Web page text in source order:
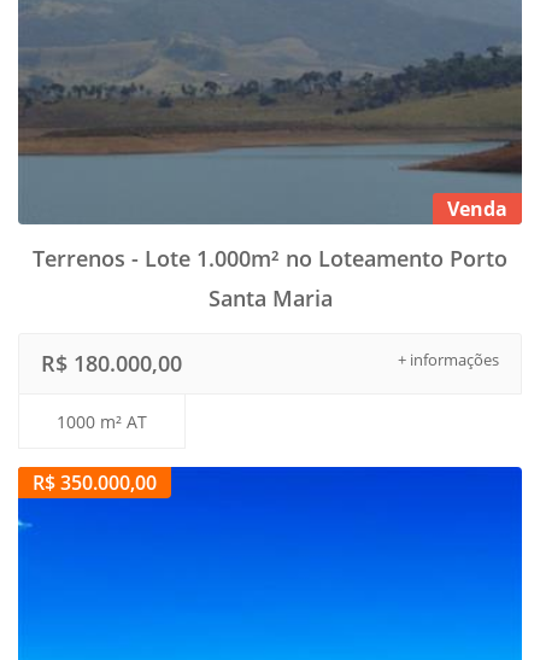
Venda
Terrenos - Lote 1.000m² no Loteamento Porto
Santa Maria
+ informações
R$ 180.000,00
1000 m² AT
R$ 350.000,00